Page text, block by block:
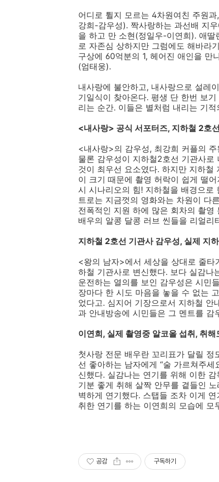
어디로 튈지 모르는 4차원여친 주원
강희-감우성). 짝사랑하는 과선배 지
을 하고 만 소현(정일우-이연희). 애
로 자존심 상하지만 그럼에도 해바라
구상에 60억분의 1, 헤어진 애인을 만
(엄태웅).
내사랑에 불안하고, 내사랑으로 설레
기일식이 찾아온다. 평생 단 한번 보
리는 순간. 이들은 별처럼 내리는 기
<내사랑> 공식 서포터즈, 지하철 2호
<내사랑>의 감우성, 최강희 커플의
물론 감우성이 지하철2호선 기관사
것이 최우선 요소였다. 하지만 지하철
이 크기 때문에 촬영 허락이 쉽게 떨
시 시나리오의 힘! 지하철을 배경으로
트로는 지금껏의 영화와는 차원이 다
전폭적인 지원 하에 많은 회차의 촬
배우의 알콩 달콩 러브 씬들을 리얼리
지하철 2호선 기관사 감우성, 실제 지
<왕의 남자>에서 세상을 상대로 줄타
하철 기관사로 변신했다. 보다 실감나
운전하는 열의를 보인 감우성은 시민
장마다 한 시도 마음을 놓을 수 없는
었다고. 심지어 기장으로서 지하철 안
과 안내방송에 시민들은 그 멘트를
이연희, 실제 촬영중 알코올 섭취, 취
첫사랑 전문 배우란 꼬리표가 달릴 정
선 좋아하는 남자에게 “술 가르쳐주
신했다. 실감나는 연기를 위해 이한
기분 좋게 취해 살짝 안무를 곁들인
벽하게 연기했다. 스탭들 조차 이게
취한 연기를 하는 이연희의 모습에
공감 구독하기